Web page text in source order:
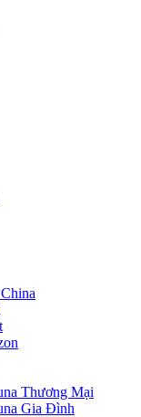
Thương Mại
Gia Đình